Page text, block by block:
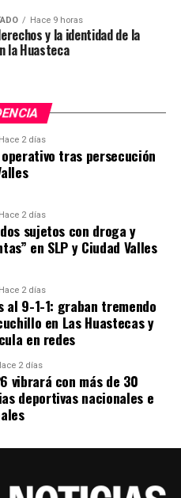
Hace 9 horas
y la identidad de la
la Huasteca
Hace 2 días
tras persecución
Hace 2 días
sujetos con droga y
en SLP y Ciudad Valles
Hace 2 días
al 9-1-1: graban tremendo
en Las Huastecas y
en redes
2 días
vibrará con más de 30
deportivas nacionales e